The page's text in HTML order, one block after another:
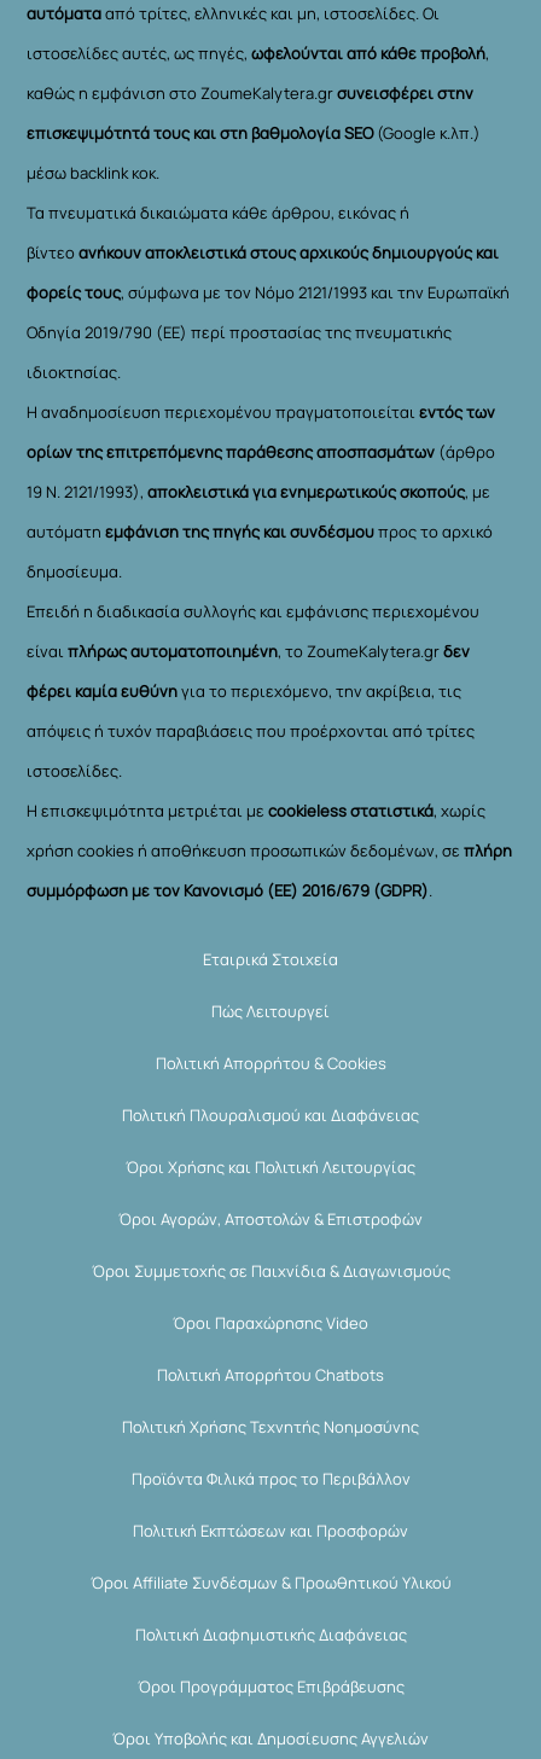
αυτόματααπό τρίτες, ελληνικές και μη, ιστοσελίδες. Οι
ιστοσελίδες αυτές, ως πηγές,ωφελούνται από κάθε προβολή,
καθώς η εμφάνιση στο ZoumeKalytera.grσυνεισφέρει στην
επισκεψιμότητά τους και στη βαθμολογία SEO(Google κ.λπ.)
μέσω backlink κοκ.
Τα πνευματικά δικαιώματα κάθε άρθρου, εικόνας ή
βίντεοανήκουν αποκλειστικά στους αρχικούς δημιουργούς και
φορείς τους, σύμφωνα με τον Νόμο 2121/1993 και την Ευρωπαϊκή
Οδηγία 2019/790 (ΕΕ) περί προστασίας της πνευματικής
ιδιοκτησίας.
Η αναδημοσίευση περιεχομένου πραγματοποιείταιεντός των
ορίων της επιτρεπόμενης παράθεσης αποσπασμάτων (άρθρο
19 Ν. 2121/1993), αποκλειστικά για ενημερωτικούς σκοπούς, με
αυτόματηεμφάνιση της πηγής και συνδέσμουπρος το αρχικό
δημοσίευμα.
Επειδή η διαδικασία συλλογής και εμφάνισης περιεχομένου
είναιπλήρως αυτοματοποιημένη, το ZoumeKalytera.grδεν
φέρει καμία ευθύνηγια το περιεχόμενο, την ακρίβεια, τις
απόψεις ή τυχόν παραβιάσεις που προέρχονται από τρίτες
ιστοσελίδες.
Η επισκεψιμότητα μετριέται μεcookieless στατιστικά, χωρίς
χρήση cookies ή αποθήκευση προσωπικών δεδομένων, σεπλήρη
συμμόρφωση με τον Κανονισμό (ΕΕ) 2016/679 (GDPR).
Εταιρικά Στοιχεία
Πώς Λειτουργεί
Πολιτική Απορρήτου & Cookies
Πολιτική Πλουραλισμού και Διαφάνειας
Όροι Χρήσης και Πολιτική Λειτουργίας
Όροι Αγορών, Αποστολών & Επιστροφών
Όροι Συμμετοχής σε Παιχνίδια & Διαγωνισμούς
Όροι Παραχώρησης Video
Πολιτική Απορρήτου Chatbots
Πολιτική Χρήσης Τεχνητής Νοημοσύνης
Προϊόντα Φιλικά προς το Περιβάλλον
Πολιτική Εκπτώσεων και Προσφορών
Όροι Affiliate Συνδέσμων & Προωθητικού Υλικού
Πολιτική Διαφημιστικής Διαφάνειας
Όροι Προγράμματος Επιβράβευσης
Όροι Υποβολής και Δημοσίευσης Αγγελιών